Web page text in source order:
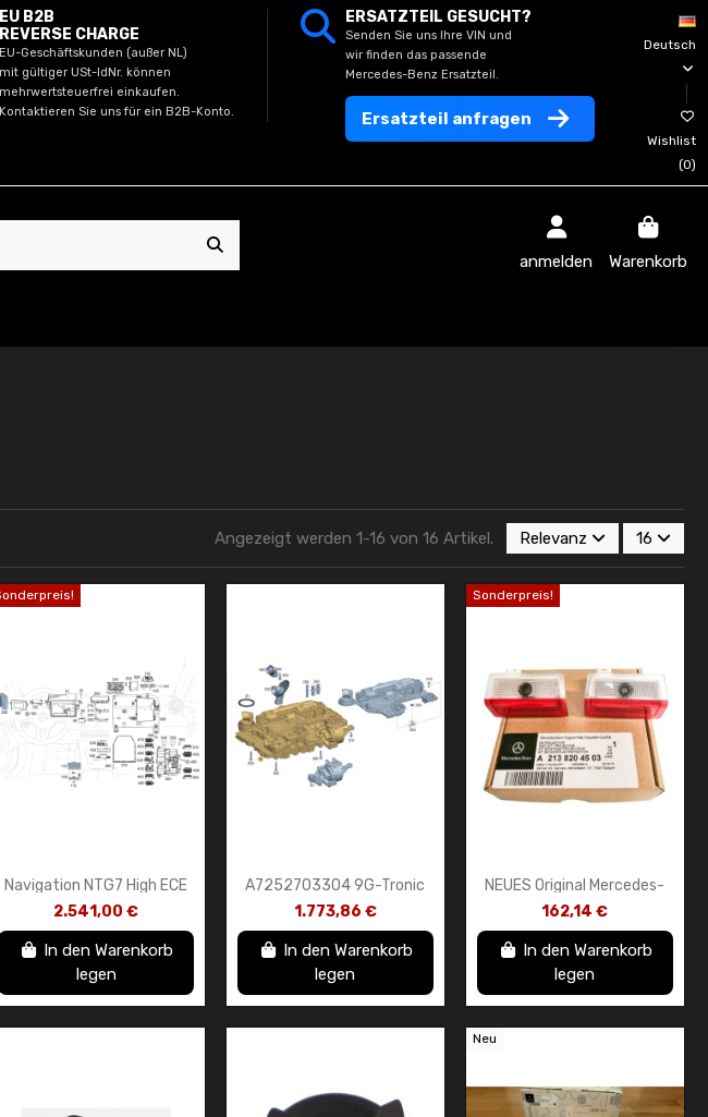
EU B2B
REVERSE CHARGE
EU-Geschäftskunden (außer NL)
mit gültiger USt-IdNr. können
mehrwertsteuerfrei einkaufen.
Kontaktieren Sie uns für ein B2B-Konto.
ERSATZTEIL GESUCHT?
Senden Sie uns Ihre VIN und
wir finden das passende
Mercedes-Benz Ersatzteil.
Ersatzteil anfragen
Deutsch
Wishlist
(0)
anmelden Warenkorb
Angezeigt werden 1-16 von 16 Artikel. Relevanz 16
Navigation NTG7 High ECE
MB A1679009634 HB
Mercedes-Benz
2.541,00 €
In den Warenkorb
legen
A7252703304 9G-Tronic
Getriebeventilblock für
Mercedes Benz
1.773,86 €
In den Warenkorb
legen
Sonderpreis!
NEUES Original Mercedes-
Benz LED-Türprojektor-Set
mit Sternlogo OEM
162,14 €
In den Warenkorb
legen
Neu